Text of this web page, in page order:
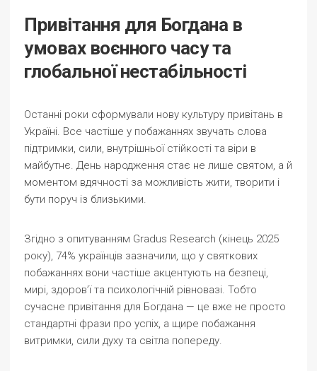
Привітання для Богдана в
умовах воєнного часу та
глобальної нестабільності
Останні роки сформували нову культуру привітань в
Україні. Все частіше у побажаннях звучать слова
підтримки, сили, внутрішньої стійкості та віри в
майбутнє. День народження стає не лише святом, а й
моментом вдячності за можливість жити, творити і
бути поруч із близькими.
Згідно з опитуванням Gradus Research (кінець 2025
року), 74% українців зазначили, що у святкових
побажаннях вони частіше акцентують на безпеці,
мирі, здоров’ї та психологічній рівновазі. Тобто
сучасне привітання для Богдана — це вже не просто
стандартні фрази про успіх, а щире побажання
витримки, сили духу та світла попереду.